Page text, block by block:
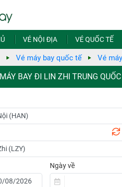
VÉ NỘI ĐỊA VÉ QUỐC TẾ
Vé máy bay quốc tế Vé
BAY ĐI LIN ZHI TRUNG QUỐC
Ngày về